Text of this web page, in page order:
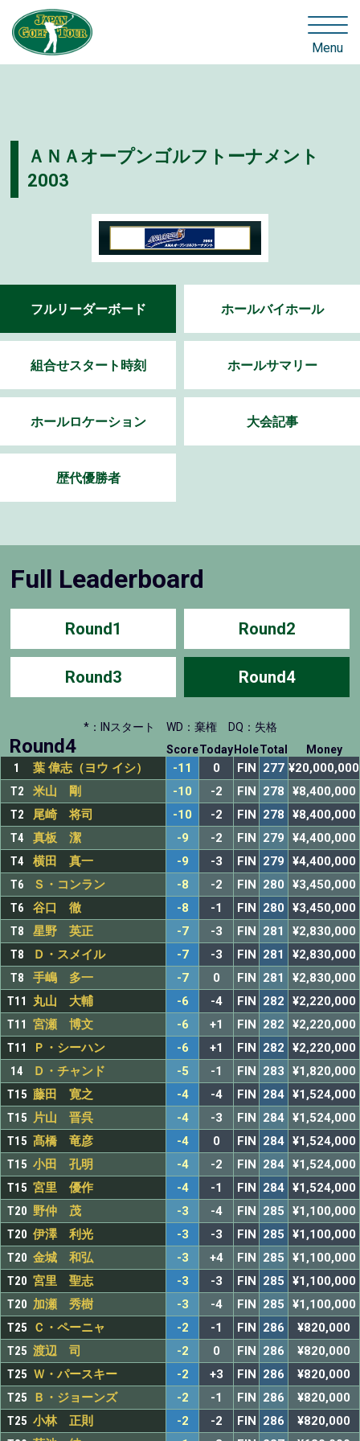
Menu
ＡＮＡオープンゴルフトーナメント
2003
フルリーダーボード ホールバイホール
組合せスタート時刻 ホールサマリー
ホールロケーション 大会記事
歴代優勝者
Full Leaderboard
Round1 Round2
Round3 Round4
*：INスタート WD：棄権 DQ：失格
Round4 ScoreToday HoleTotal Money
1 葉 偉志（ヨウ イシ） -11 0 FIN 277 ¥20,000,000
T2
米山 剛 -10 -2 FIN 278
¥8,400,000
T2
尾崎 将司 -10 -2 FIN 278
¥8,400,000
T4
真板 潔 -9 -2 FIN 279
¥4,400,000
T4
横田 真一 -9 -3 FIN 279
¥4,400,000
T6
Ｓ・コンラン -8 -2 FIN 280
¥3,450,000
T6
谷口 徹 -8 -1 FIN 280
¥3,450,000
T8
星野 英正 -7 -3 FIN 281
¥2,830,000
T8
Ｄ・スメイル -7 -3 FIN 281
¥2,830,000
T8
手嶋 多一 -7 0 FIN 281
¥2,830,000
T11
丸山 大輔 -6 -4 FIN 282
¥2,220,000
T11 宮瀬 博文 -6 +1 FIN 282
¥2,220,000
T11
Ｐ・シーハン -6 +1 FIN 282
¥2,220,000
14
Ｄ・チャンド -5 -1 FIN 283
¥1,820,000
T15 藤田 寛之 -4 -4 FIN 284 ¥1,524,000
T15 片山 晋呉 -4 -3 FIN 284 ¥1,524,000
T15 髙橋 竜彦 -4 0 FIN 284 ¥1,524,000
T15 小田 孔明 -4 -2 FIN 284 ¥1,524,000
T15 宮里 優作 -4 -1 FIN 284 ¥1,524,000
T20 野仲 茂 -3 -4 FIN 285
¥1,100,000
T20 伊澤 利光 -3 -3 FIN 285
¥1,100,000
T20 金城 和弘 -3 +4 FIN 285
¥1,100,000
T20 宮里 聖志 -3 -3 FIN 285
¥1,100,000
T20 加瀬 秀樹 -3 -4 FIN 285
¥1,100,000
T25
Ｃ・ペーニャ -2 -1 FIN 286
¥820,000
T25 渡辺 司 -2 0 FIN 286
¥820,000
T25 Ｗ・パースキー -2 +3 FIN 286
¥820,000
T25
Ｂ・ジョーンズ -2 -1 FIN 286
¥820,000
T25 小林 正則 -2 -2 FIN 286
¥820,000